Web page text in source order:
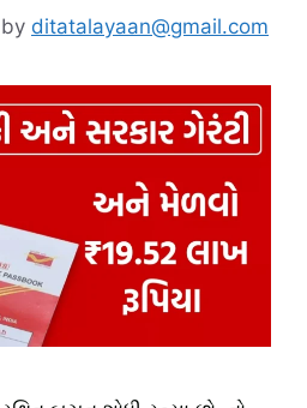
by ditatalayaan@gmail.com